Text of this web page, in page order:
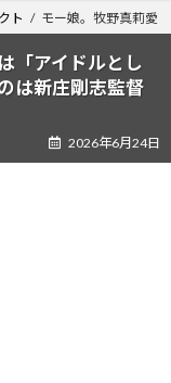
ト モー娘。牧野真莉愛
「アイドルとし
は新庄剛志監督
2026年6月24日